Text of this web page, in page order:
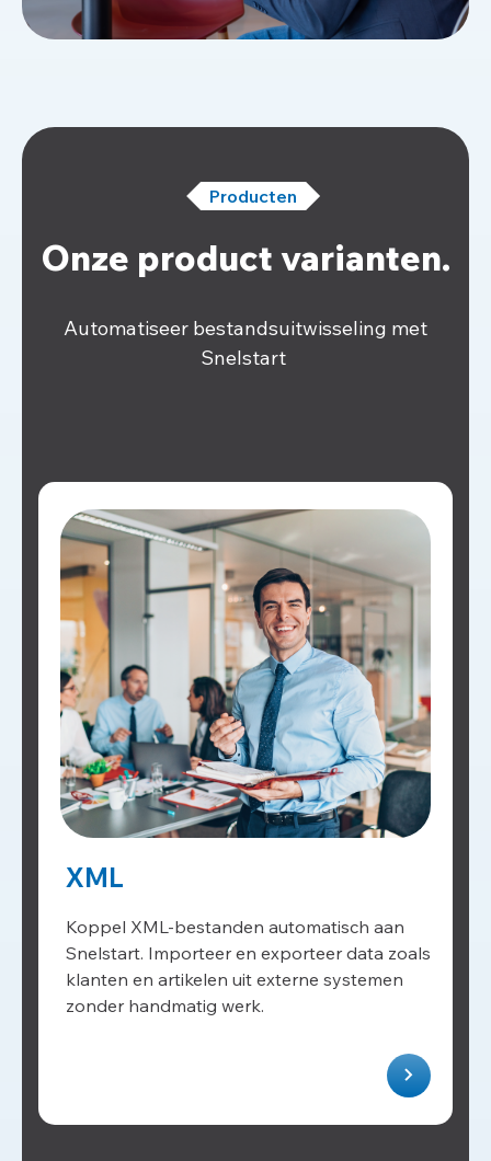
Producten
Onze product varianten.
Automatiseer bestandsuitwisseling met
Snelstart
XML
Koppel XML-bestanden automatisch aan
Snelstart. Importeer en exporteer data zoals
klanten en artikelen uit externe systemen
zonder handmatig werk.